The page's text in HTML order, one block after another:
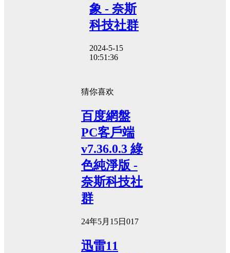
象 - 奈斯
科技社群
2024-5-15
10:51:36
猜你喜欢
百度網盤
PC客戶端
v7.36.0.3 綠
色純淨版 -
奈斯科技社
群
24年5月15日 017
迅雷11